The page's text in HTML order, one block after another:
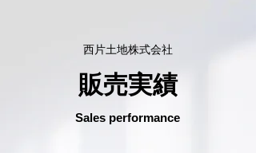
西片土地株式会社
販売実績
Sales performance